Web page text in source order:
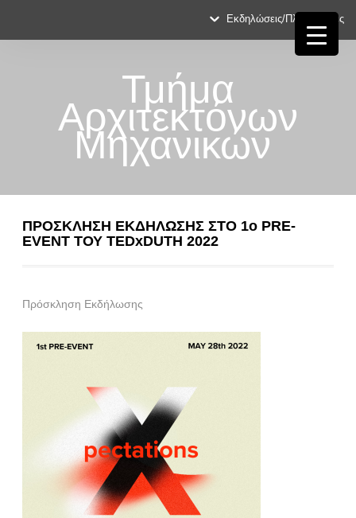
Εκδηλώσεις/Πληροφορίες
Τμήμα
Αρχιτεκτόνων
Μηχανικών
ΠΡΟΣΚΛΗΣΗ ΕΚΔΗΛΩΣΗΣ ΣΤΟ 1ο PRE-
EVENT ΤΟΥ TEDxDUTH 2022
Πρόσκληση Εκδήλωσης